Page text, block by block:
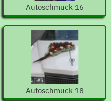
Autoschmuck 16
Autoschmuck 18